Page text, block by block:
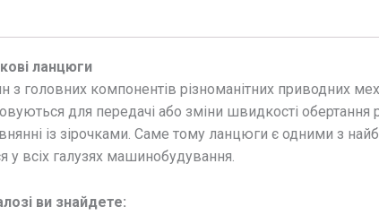
ланцюги
головних компонентів різноманітних приводних
для передачі або зміни швидкості обертання
із зірочками. Саме тому ланцюги є одними з
у всіх галузях машинобудування.
ви знайдете: